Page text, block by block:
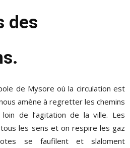
des
de Mysore où la circulation est
amène à regretter les chemins
de l’agitation de la ville. Les
les sens et on respire les gaz
se faufilent et slaloment